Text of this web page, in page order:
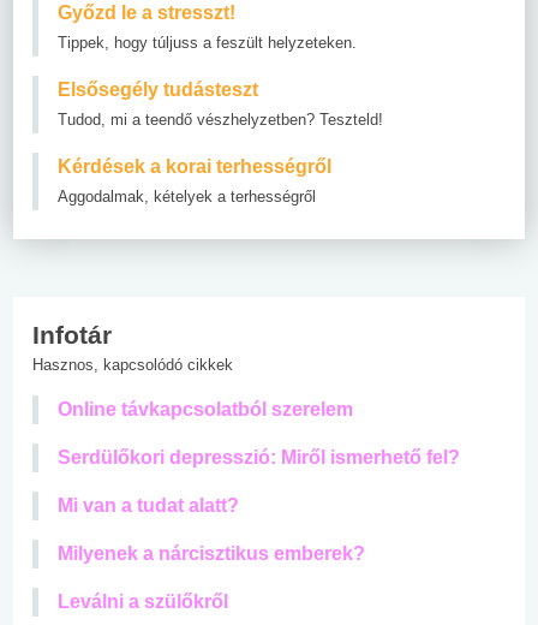
Győzd le a stresszt!
Tippek, hogy túljuss a feszült helyzeteken.
Elsősegély tudásteszt
Tudod, mi a teendő vészhelyzetben? Teszteld!
Kérdések a korai terhességről
Aggodalmak, kételyek a terhességről
Infotár
Hasznos, kapcsolódó cikkek
Online távkapcsolatból szerelem
Serdülőkori depresszió: Miről ismerhető fel?
Mi van a tudat alatt?
Milyenek a nárcisztikus emberek?
Leválni a szülőkről